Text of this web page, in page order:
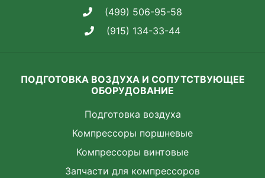
(499) 506-95-58
(915) 134-33-44
ПОДГОТОВКА ВОЗДУХА И СОПУТСТВУЮЩЕЕ
ОБОРУДОВАНИЕ
Подготовка воздуха
Компрессоры поршневые
Компрессоры винтовые
Запчасти для компрессоров